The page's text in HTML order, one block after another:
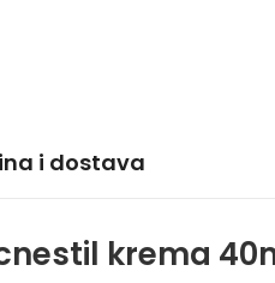
i dostava
krema